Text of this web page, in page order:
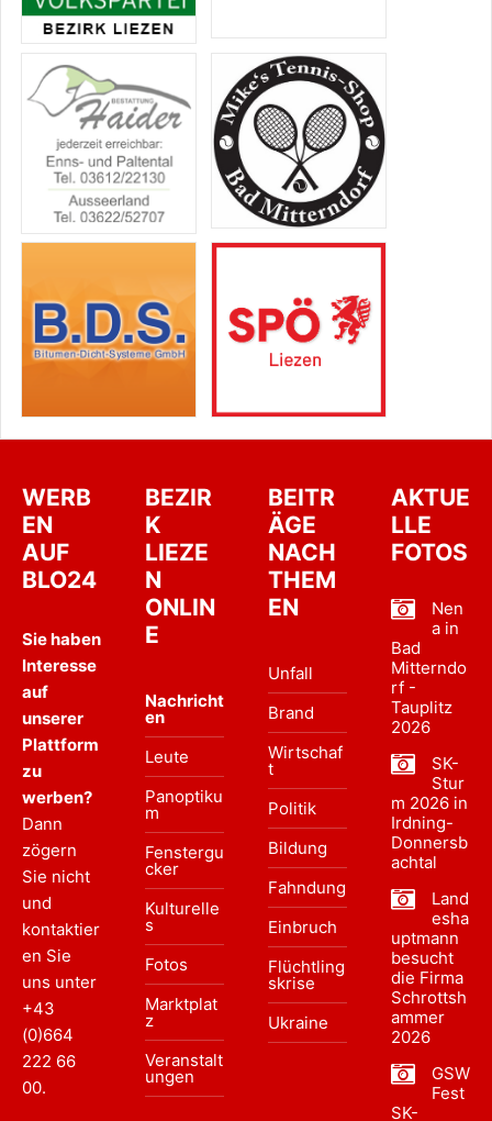
WERB
EN
AUF
BLO24
Sie haben
Interesse
auf
unserer
Plattform
zu
werben?
Dann
zögern
Sie nicht
und
kontaktier
en Sie
uns unter
+43
(0)664
222 66
00.
BEZIR
K
LIEZE
N
ONLIN
E
Nachricht
en
Leute
Panoptiku
m
Fenstergu
cker
Kulturelle
s
Fotos
Marktplat
z
Veranstalt
ungen
BEITR
ÄGE
NACH
THEM
EN
Unfall
Brand
Wirtschaf
t
Politik
Bildung
Fahndung
Einbruch
Flüchtling
skrise
Ukraine
AKTUE
LLE
FOTOS
Nen
a in
Bad
Mitterndo
rf -
Tauplitz
2026
SK-
Stur
m 2026 in
Irdning-
Donnersb
achtal
Land
esha
uptmann
besucht
die Firma
Schrottsh
ammer
2026
GSW
Fest
SK-